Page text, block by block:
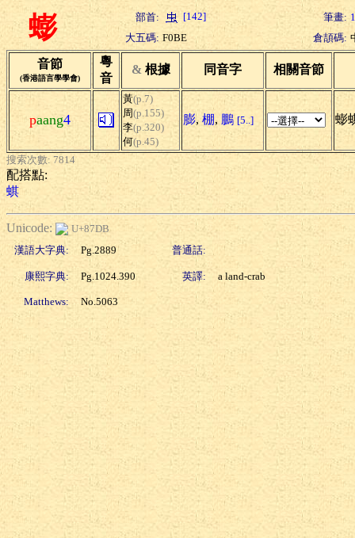
蟛 部首: [142] 筆畫:
大五碼: F0BE 倉頡碼:
音節
(香港語言學學會)
粵
音
& 根據 同音字 相關音節
paang4
黃(p.7)
周(p.155)
李(p.320)
何(p.45)
膨, 棚, 鵬 [5..] 蟛
搜索次數: 7814
配搭點:
蜞
Unicode:
U+87DB
漢語大字典:
Pg.2889 普通話:
康熙字典: Pg.1024.390 英譯: a land-crab
Matthews: No.5063